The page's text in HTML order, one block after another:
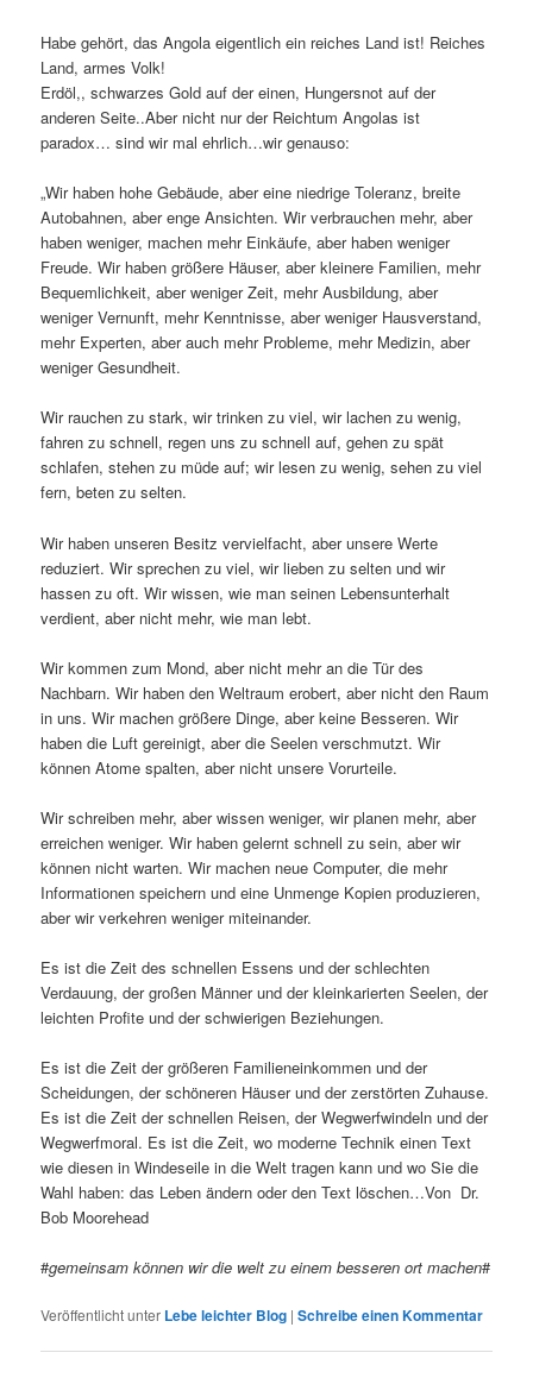
Habe gehört, das Angola eigentlich ein reiches Land ist! Reiches
Land, armes Volk!
Erdöl,, schwarzes Gold auf der einen, Hungersnot auf der
anderen Seite..Aber nicht nur der Reichtum Angolas ist
paradox… sind wir mal ehrlich…wir genauso:
„Wir haben hohe Gebäude, aber eine niedrige Toleranz, breite
Autobahnen, aber enge Ansichten. Wir verbrauchen mehr, aber
haben weniger, machen mehr Einkäufe, aber haben weniger
Freude. Wir haben größere Häuser, aber kleinere Familien, mehr
Bequemlichkeit, aber weniger Zeit, mehr Ausbildung, aber
weniger Vernunft, mehr Kenntnisse, aber weniger Hausverstand,
mehr Experten, aber auch mehr Probleme, mehr Medizin, aber
weniger Gesundheit.
Wir rauchen zu stark, wir trinken zu viel, wir lachen zu wenig,
fahren zu schnell, regen uns zu schnell auf, gehen zu spät
schlafen, stehen zu müde auf; wir lesen zu wenig, sehen zu viel
fern, beten zu selten.
Wir haben unseren Besitz vervielfacht, aber unsere Werte
reduziert. Wir sprechen zu viel, wir lieben zu selten und wir
hassen zu oft. Wir wissen, wie man seinen Lebensunterhalt
verdient, aber nicht mehr, wie man lebt.
Wir kommen zum Mond, aber nicht mehr an die Tür des
Nachbarn. Wir haben den Weltraum erobert, aber nicht den Raum
in uns. Wir machen größere Dinge, aber keine Besseren. Wir
haben die Luft gereinigt, aber die Seelen verschmutzt. Wir
können Atome spalten, aber nicht unsere Vorurteile.
Wir schreiben mehr, aber wissen weniger, wir planen mehr, aber
erreichen weniger. Wir haben gelernt schnell zu sein, aber wir
können nicht warten. Wir machen neue Computer, die mehr
Informationen speichern und eine Unmenge Kopien produzieren,
aber wir verkehren weniger miteinander.
Es ist die Zeit des schnellen Essens und der schlechten
Verdauung, der großen Männer und der kleinkarierten Seelen, der
leichten Profite und der schwierigen Beziehungen.
Es ist die Zeit der größeren Familieneinkommen und der
Scheidungen, der schöneren Häuser und der zerstörten Zuhause.
Es ist die Zeit der schnellen Reisen, der Wegwerfwindeln und der
Wegwerfmoral. Es ist die Zeit, wo moderne Technik einen Text
wie diesen in Windeseile in die Welt tragen kann und wo Sie die
Wahl haben: das Leben ändern oder den Text löschen…Von Dr.
Bob Moorehead
#gemeinsam können wir die welt zu einem besseren ort machen#
Veröffentlicht unter Lebe leichter Blog |Schreibe einen Kommentar